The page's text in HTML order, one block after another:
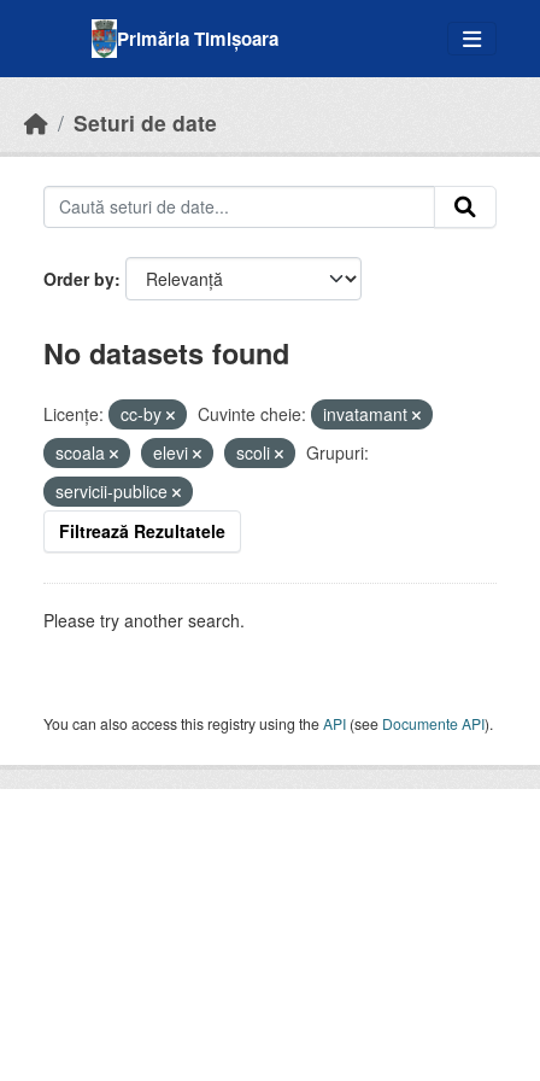
Primăria Timișoara
Seturi de date
Order by
No datasets found
Licenţe: cc-by Cuvinte cheie:
invatamant
scoala
elevi scoli
Grupuri:
servicii-publice
Filtrează Rezultatele
Please try another search.
You can also access this registry using theAPI (see Documente API).